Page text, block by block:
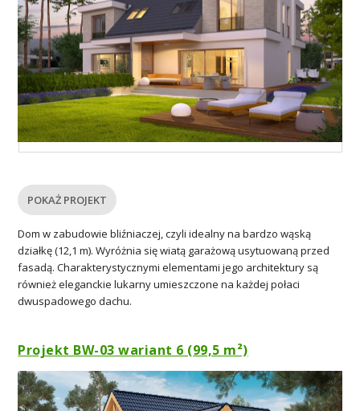
POKAŻ PROJEKT
Dom w zabudowie bliźniaczej, czyli idealny na bardzo wąską
działkę (12,1 m). Wyróżnia się wiatą garażową usytuowaną przed
fasadą. Charakterystycznymi elementami jego architektury są
również eleganckie lukarny umieszczone na każdej połaci
dwuspadowego dachu.
Projekt BW-03 wariant 6 (99,5 m²)